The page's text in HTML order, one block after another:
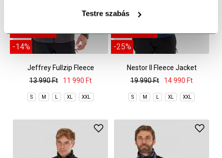
Testre szabás
CSAK ONLINE
-14%
Jeffrey Fullzip Fleece
13 990 Ft
11 990 Ft
S M L XL XXL
CSAK ONLINE
-25%
Nestor II Fleece Jacket
19 990 Ft
14 990 Ft
S M L XL XXL